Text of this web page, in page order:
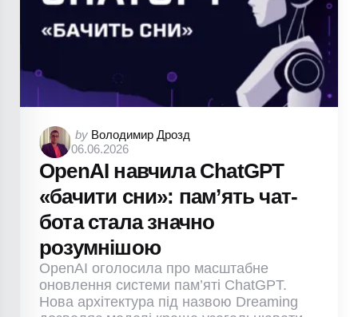
Posted
by
by Володимир Дрозд
06.06.2026
OpenAI навчила ChatGPT
«бачити сни»: пам’ять чат-
бота стала значно
розумнішою
OpenAI оголосила про масштабне
оновлення системи пам’яті ChatGPT.
Нова архітектура під назвою Dreaming